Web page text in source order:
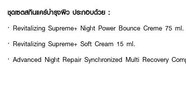
ชุดเซตสกินแคร์บำรุงผิว ประกอบด้วย :
· Revitalizing Supreme+ Night Power Bounce Creme 75 ml.
· Revitalizing Supreme+ Soft Cream 15 ml.
· Advanced Night Repair Synchronized Multi Recovery